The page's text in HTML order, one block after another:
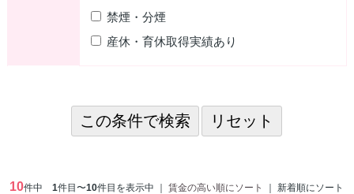
禁煙・分煙
産休・育休取得実績あり
10件中1件目〜10件目を表示中 ｜賃金の高い順にソート
｜ 新着順にソート